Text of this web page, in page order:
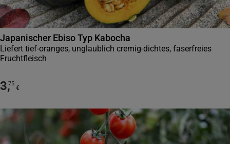
Japanischer Ebiso Typ Kabocha
Liefert tief-oranges, unglaublich cremig-dichtes, faserfreies
Fruchtfleisch
3,75
€